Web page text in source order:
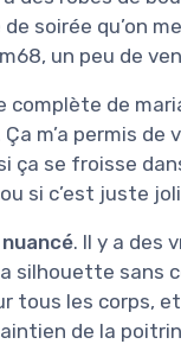
soirée qu’on
un peu de
complète de
m’a permis de
se froisse
si c’est juste
. Il y a des
silhouette sans
tous les corps,
de la